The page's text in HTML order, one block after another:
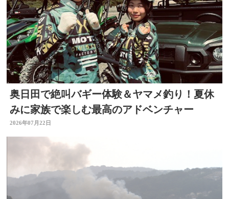
奥日田で絶叫バギー体験＆ヤマメ釣り！夏休
みに家族で楽しむ最高のアドベンチャー
2026年07月22日